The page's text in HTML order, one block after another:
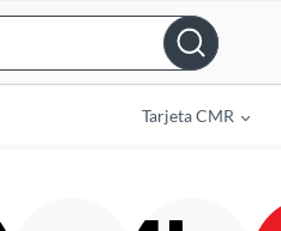
Tarjeta CMR